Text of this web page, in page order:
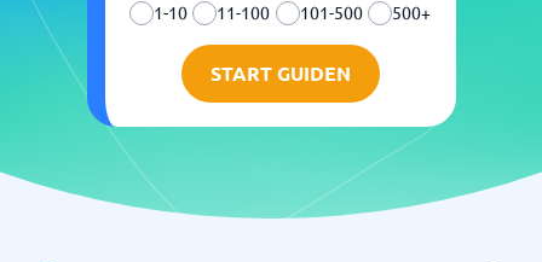
1-10 11-100 101-500 500+
START GUIDEN